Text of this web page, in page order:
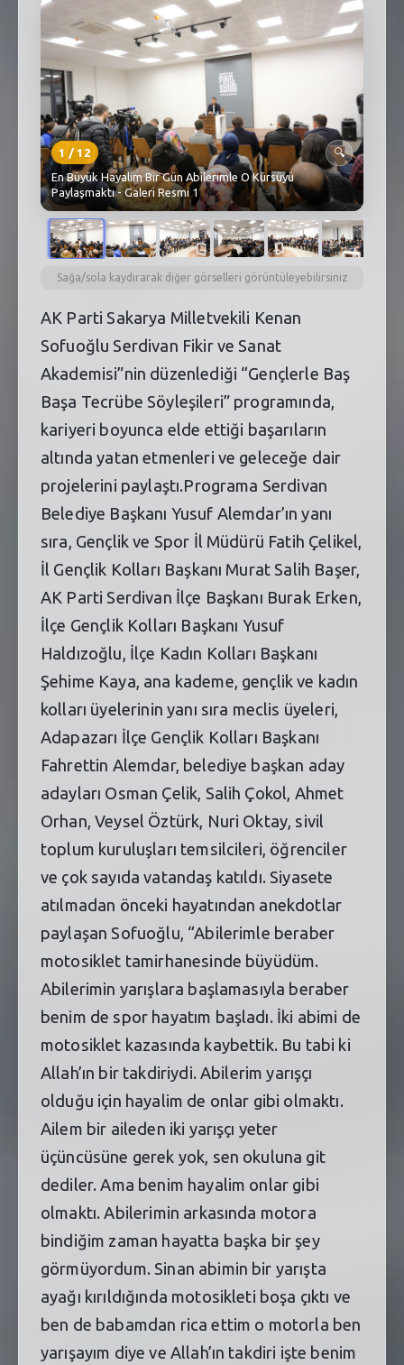
1 /12
🔍
En Büyük Hayalim Bir Gün Abilerimle O Kürsüyü
Paylaşmaktı - Galeri Resmi 1
Sağa/sola kaydırarak diğer görselleri görüntüleyebilirsiniz
AK Parti Sakarya Milletvekili Kenan
Sofuoğlu Serdivan Fikir ve Sanat
Akademisi”nin düzenlediği “Gençlerle Baş
Başa Tecrübe Söyleşileri” programında,
kariyeri boyunca elde ettiği başarıların
altında yatan etmenleri ve geleceğe dair
projelerini paylaştı.Programa Serdivan
Belediye Başkanı Yusuf Alemdar’ın yanı
sıra, Gençlik ve Spor İl Müdürü Fatih Çelikel,
İl Gençlik Kolları Başkanı Murat Salih Başer,
AK Parti Serdivan İlçe Başkanı Burak Erken,
İlçe Gençlik Kolları Başkanı Yusuf
Haldızoğlu, İlçe Kadın Kolları Başkanı
Şehime Kaya, ana kademe, gençlik ve kadın
kolları üyelerinin yanı sıra meclis üyeleri,
Adapazarı İlçe Gençlik Kolları Başkanı
Fahrettin Alemdar, belediye başkan aday
adayları Osman Çelik, Salih Çokol, Ahmet
Orhan, Veysel Öztürk, Nuri Oktay, sivil
toplum kuruluşları temsilcileri, öğrenciler
ve çok sayıda vatandaş katıldı. Siyasete
atılmadan önceki hayatından anekdotlar
paylaşan Sofuoğlu, “Abilerimle beraber
motosiklet tamirhanesinde büyüdüm.
Abilerimin yarışlara başlamasıyla beraber
benim de spor hayatım başladı. İki abimi de
motosiklet kazasında kaybettik. Bu tabi ki
Allah’ın bir takdiriydi. Abilerim yarışçı
olduğu için hayalim de onlar gibi olmaktı.
Ailem bir aileden iki yarışçı yeter
üçüncüsüne gerek yok, sen okuluna git
dediler. Ama benim hayalim onlar gibi
olmaktı. Abilerimin arkasında motora
bindiğim zaman hayatta başka bir şey
görmüyordum. Sinan abimin bir yarışta
ayağı kırıldığında motosikleti boşa çıktı ve
ben de babamdan rica ettim o motorla ben
yarışayım diye ve Allah’ın takdiri işte benim
SEBİK
E NÖBETÇI ECZANELER
SABSIS - AFET
TRAFIKPARK
KÜREK
PARKLAR
PAZAR YERLERI